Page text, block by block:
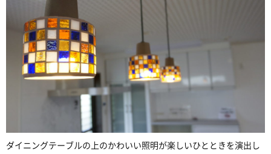
ダイニングテーブルの上のかわいい照明が楽しいひとときを演出し